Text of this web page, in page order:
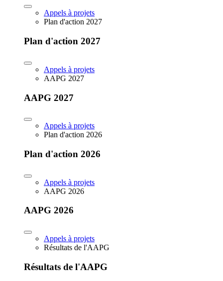
Appels à projets
Plan d'action 2027
Plan d'action 2027
Appels à projets
AAPG 2027
AAPG 2027
Appels à projets
Plan d'action 2026
Plan d'action 2026
Appels à projets
AAPG 2026
AAPG 2026
Appels à projets
Résultats de l'AAPG
Résultats de l'AAPG